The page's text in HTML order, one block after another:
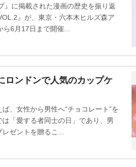
に掲載された漫画の歴史を振り返
』が、東京・六本木ヒルズ森ア
ら6月17日まで開催...
ロンドンで人気のカップケ
、女性から男性へ“チョコレート”を
「愛する者同士の日」であり、男
ゼントを贈るこ...